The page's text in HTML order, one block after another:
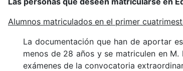
Alumnos matriculados en el primer
La documentación que han de aportar
menos de 28 años y se matriculen en
exámenes de la convocatoria